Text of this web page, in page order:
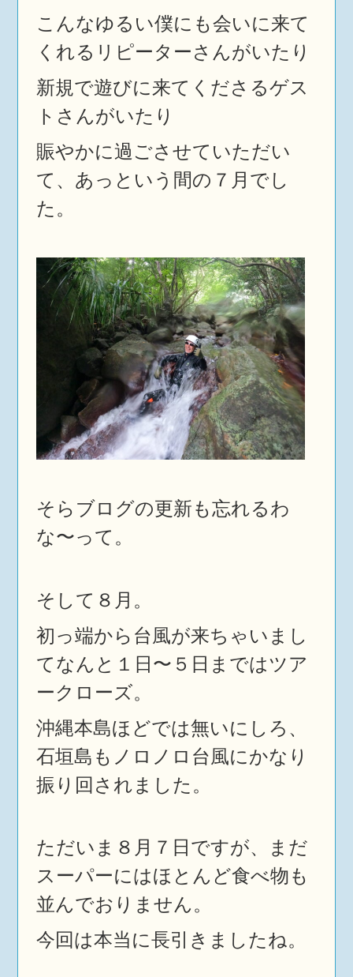
こんなゆるい僕にも会いに来て
くれるリピーターさんがいたり
新規で遊びに来てくださるゲス
トさんがいたり
賑やかに過ごさせていただい
て、あっという間の７月でし
た。
そらブログの更新も忘れるわ
な〜って。
そして８月。
初っ端から台風が来ちゃいまし
てなんと１日〜５日まではツア
ークローズ。
沖縄本島ほどでは無いにしろ、
石垣島もノロノロ台風にかなり
振り回されました。
ただいま８月７日ですが、まだ
スーパーにはほとんど食べ物も
並んでおりません。
今回は本当に長引きましたね。